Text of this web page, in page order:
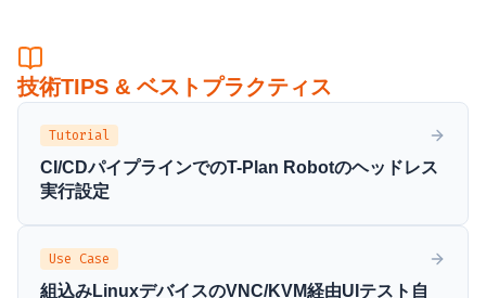
技術TIPS & ベストプラクティス
Tutorial
CI/CDパイプラインでのT-Plan Robotのヘッドレス
実行設定
Use Case
組込みLinuxデバイスのVNC/KVM経由UIテスト自